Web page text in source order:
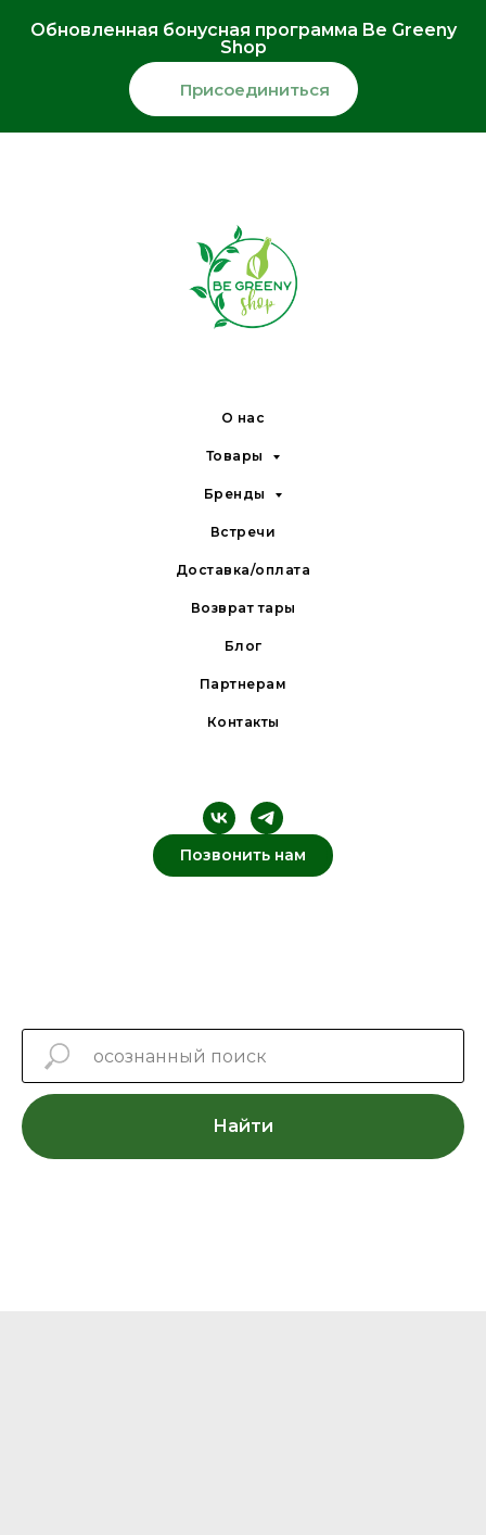
Обновленная бонусная программа Be Greeny
Shop
Присоединиться
О нас
Товары
Бренды
Встречи
Доставка/оплата
Возврат тары
Блог
Партнерам
Контакты
Позвонить нам
Найти